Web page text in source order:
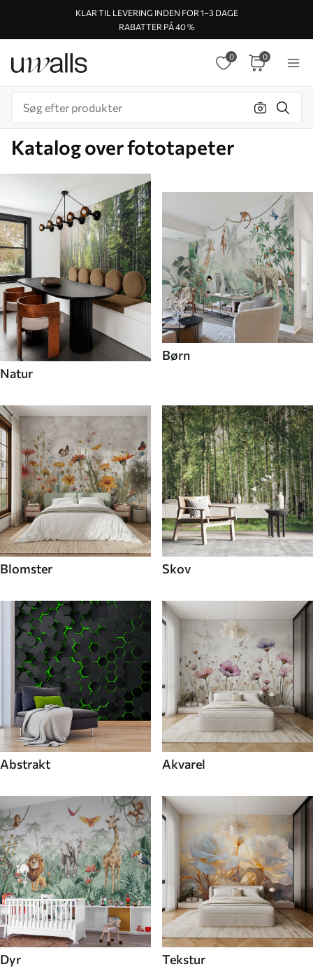
KLAR TIL LEVERING INDEN FOR 1–3 DAGE
RABATTER PÅ 40 %
0 0
Katalog over fototapeter
Natur
Børn
Blomster Skov
Abstrakt Akvarel
Dyr Tekstur